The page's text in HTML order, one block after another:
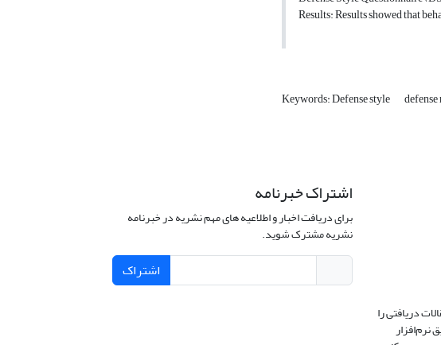
Results: Results showed that
Keywords: Defense style
دریافتی را
نرم‌افزار
اشتراک خبرنامه
برای دریافت اخبار و اطلاعیه های مهم نشریه در خبرنامه
نشریه مشترک شوید.
اشتراک